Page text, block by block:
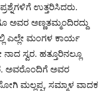
ಉತ್ತರಿಸಿದರು.
ಅಣ್ಣತಮ್ಮಂದಿರದ್ದು
ಎಲ್ಲೇ ಮಂಗಳ ಕಾರ್ಯ
ಸ್ವರ. ಹತ್ತೂರಿನಲ್ಲೂ
ಅವರೊಂದಿಗೆ ಅವರ
ಮಲ್ಲಪ್ಪ, ಸಮ್ಮಾಳ ವಾದಕ